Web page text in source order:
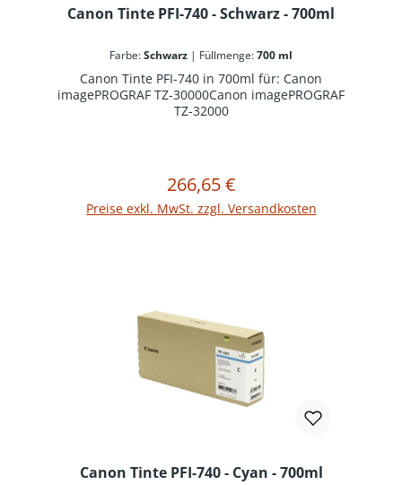
Canon Tinte PFI-740 - Schwarz - 700ml
Farbe:Schwarz | Füllmenge:700 ml
Canon Tinte PFI-740 in 700ml für: Canon
imagePROGRAF TZ-30000Canon imagePROGRAF
TZ-32000
Regulärer Preis:
266,65 €
Preise exkl. MwSt. zzgl. Versandkosten
In den Warenkorb
Canon Tinte PFI-740 - Cyan - 700ml